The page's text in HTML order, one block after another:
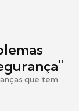
que tem